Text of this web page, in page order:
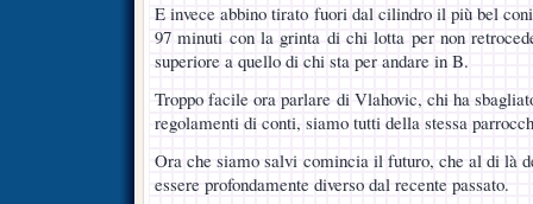
E invece abbino tirato fuori dal cilindro il più bel
97 minuti con la grinta di chi lotta per non
superiore a quello di chi sta per andare in B.
Troppo facile ora parlare di Vlahovic, chi ha
regolamenti di conti, siamo tutti della stessa
Ora che siamo salvi comincia il futuro, che al di là
essere profondamente diverso dal recente passato.